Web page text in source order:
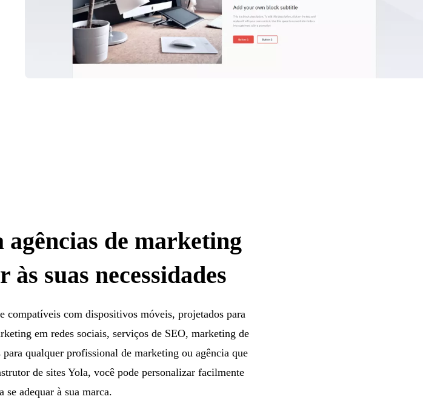
de marketing
suas necessidades
compatíveis com dispositivos móveis, projetados para
em redes sociais, serviços de SEO, marketing de
qualquer profissional de marketing ou agência que
de sites Yola, você pode personalizar facilmente
se adequar à sua marca.